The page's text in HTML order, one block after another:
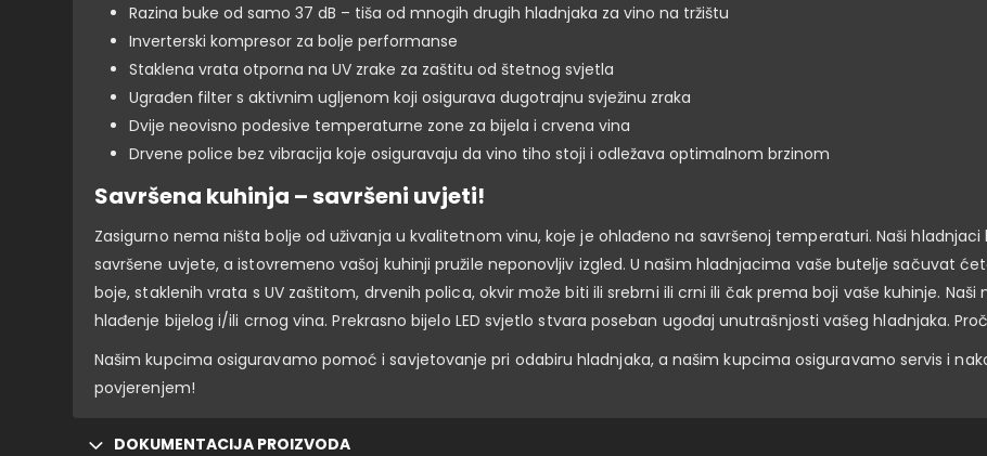
Razina buke od samo 37 dB – tiša od mnogih drugih hladnjaka za vino na tržištu
Inverterski kompresor za bolje performanse
Staklena vrata otporna na UV zrake za zaštitu od štetnog svjetla
Ugrađen filter s aktivnim ugljenom koji osigurava dugotrajnu svježinu zraka
Dvije neovisno podesive temperaturne zone za bijela i crvena vina
Drvene police bez vibracija koje osiguravaju da vino tiho stoji i odležava optimalnom brzinom
Savršena kuhinja – savršeni uvjeti!
Zasigurno nema ništa bolje od uživanja u kvalitetnom vinu, koje je ohlađeno na savršenoj temperaturi. Naši
savršene uvjete, a istovremeno vašoj kuhinji pružile neponovljiv izgled. U našim hladnjacima vaše butelje sačuvat
boje, staklenih vrata s UV zaštitom, drvenih polica, okvir može biti ili srebrni ili crni ili čak prema boji vaše kuhinje.
hlađenje bijelog i/ili crnog vina. Prekrasno bijelo LED svjetlo stvara poseban ugođaj unutrašnjosti vašeg hladnjaka.
Našim kupcima osiguravamo pomoć i savjetovanje pri odabiru hladnjaka, a našim kupcima osiguravamo servis i
povjerenjem!
DOKUMENTACIJA PROIZVODA